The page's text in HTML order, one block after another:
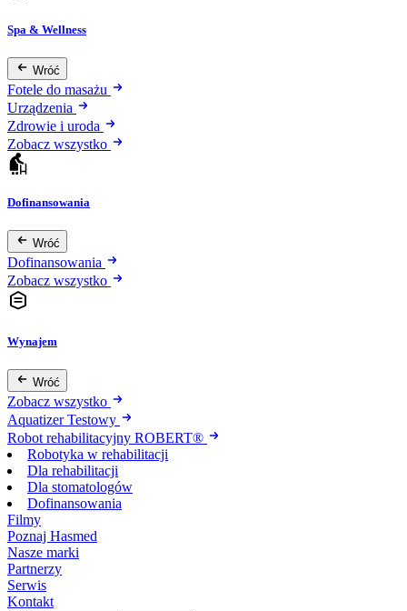
Spa & Wellness
Wróć
Fotele do masażu
Urządzenia
Zdrowie i uroda
Zobacz wszystko
Dofinansowania
Wróć
Dofinansowania
Zobacz wszystko
Wynajem
Wróć
Zobacz wszystko
Aquatizer Testowy
Robot rehabilitacyjny ROBERT®
Robotyka w rehabilitacji
Dla rehabilitacji
Dla stomatologów
Dofinansowania
Filmy
Poznaj Hasmed
Nasze marki
Partnerzy
Serwis
Kontakt